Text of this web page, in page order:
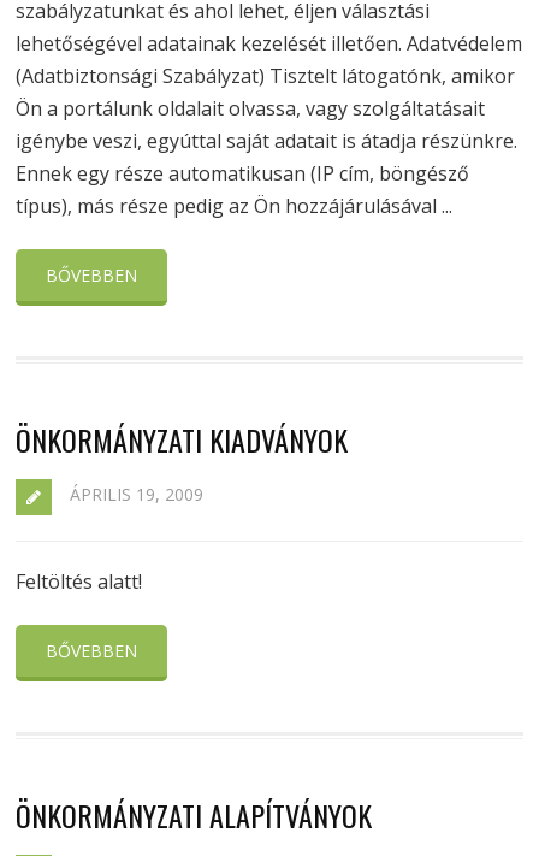
szabályzatunkat és ahol lehet, éljen választási
lehetőségével adatainak kezelését illetően. Adatvédelem
(Adatbiztonsági Szabályzat) Tisztelt látogatónk, amikor
Ön a portálunk oldalait olvassa, vagy szolgáltatásait
igénybe veszi, egyúttal saját adatait is átadja részünkre.
Ennek egy része automatikusan (IP cím, böngésző
típus), más része pedig az Ön hozzájárulásával ...
BŐVEBBEN
ÖNKORMÁNYZATI KIADVÁNYOK
ÁPRILIS 19, 2009
Feltöltés alatt!
BŐVEBBEN
ÖNKORMÁNYZATI ALAPÍTVÁNYOK